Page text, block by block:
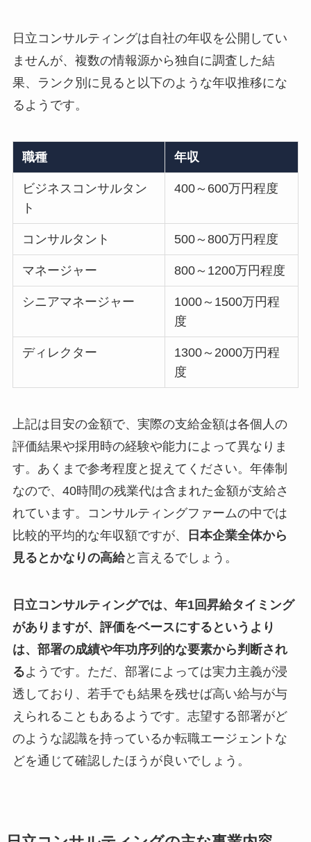
日立コンサルティングは自社の年収を公開してい
ませんが、複数の情報源から独自に調査した結
果、ランク別に見ると以下のような年収推移にな
るようです。
職種 年収
ビジネスコンサルタン
ト
400～600万円程度
コンサルタント 500～800万円程度
マネージャー 800～1200万円程度
シニアマネージャー
1000～1500万円程
度
ディレクター
1300～2000万円程
度
上記は目安の金額で、実際の支給金額は各個人の
評価結果や採用時の経験や能力によって異なりま
す。あくまで参考程度と捉えてください。年俸制
なので、40時間の残業代は含まれた金額が支給さ
れています。コンサルティングファームの中では
比較的平均的な年収額ですが、
日本企業全体から
見るとかなりの高給と言えるでしょう。
日立コンサルティングでは、年1回昇給タイミング
がありますが、評価をベースにするというより
は、部署の成績や年功序列的な要素から判断され
るようです。ただ、部署によっては実力主義が浸
透しており、若手でも結果を残せば高い給与が与
えられることもあるようです。志望する部署がど
のような認識を持っているか転職エージェントな
どを通じて確認したほうが良いでしょう。